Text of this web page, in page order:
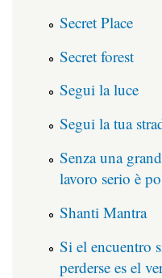
Secret Place
Secret forest
Segui la luce
Segui la tua
Senza una
lavoro serio è
Shanti Mantra
Si el encuentro
perderse es el